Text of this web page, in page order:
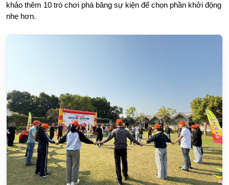
khảo thêm 10 trò chơi phá băng sự kiện để chọn phần khởi động
nhẹ hơn.